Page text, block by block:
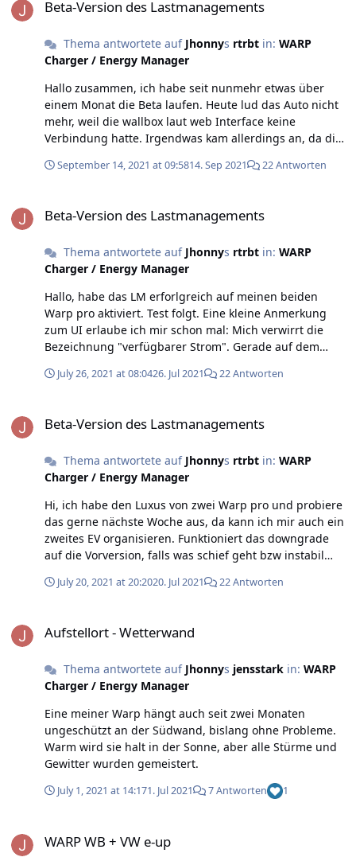
Beta-Version des Lastmanagements
Thema antwortete auf Jhonnys rtrbtin: WARP
Charger / Energy Manager
Hallo zusammen, ich habe seit nunmehr etwas über
einem Monat die Beta laufen. Heute lud das Auto nicht
mehr, weil die wallbox laut web Interface keine
Verbindung hatte. Irgendwas kam allerdings an, da die
Strom getrennt und wieder aktiviert, dann ging es
voll und daher arbeitet die ab nicht mehr ordentlich?
war die einzige Änderung von geht nicht zu geht, dass
ich den LSS raus und wieder rein habe.
September 14, 2021 at 09:5814. Sep 2021 22 Antworten
Beta-Version des Lastmanagements
Thema antwortete auf Jhonnys rtrbtin: WARP
Charger / Energy Manager
Hallo, habe das LM erforlgreich auf meinen beiden
Warp pro aktiviert. Test folgt. Eine kleine Anmerkung
zum UI erlaube ich mir schon mal: Mich verwirrt die
Bezeichnung "verfügbarer Strom". Gerade auf dem
interpretiere das so: - Auf Master / Lademanager
hausanschluss zumutbare Limit) - Auf Master / Status
Strom für alle WB, maximaler Wert = s.o. 12A. - Auf Allen
/ Status Unterseite: "Konfigurierter Ladestrom" = wie
Erlaubter Ladestrom an jeder WB ist Minimum aus
"Konfiguriertem Ladestrom" und "Verfügbarem Strom"
aus Master / Status Unterseite. (sowie Limit Zuleitung
und Limit Ladekabel) Evtl. hilft hier im UI eine
Unterteilung der "Status" Seite, sodass klar ist, welche
Rahmen drum zum Beispiel. edit: Eben getestet,
Limits, die ich im Master setze. Meine Interpretation
oben bzgl. der Limits scheint richtig zu sein. Ich Held
hatte nur beim Slave auch "Lastmanagement aktivieren"
aktiviert, sodass die Box abwechselnd Master Befehle
umgesetzt oder sich selbst gesteuert hat. --> Evtl. in der
UI bei "Lastmanager Unterseite" so etwas wie "Diese
Box als Master für Lastmanagement verwenden"
hinschreiben. Noch besser als Fail Safe Methode wäre,
wenn der neu aktivierte Master bei den ihm
July 26, 2021 at 08:0426. Jul 2021 22 Antworten
Beta-Version des Lastmanagements
Thema antwortete auf Jhonnys rtrbtin: WARP
Charger / Energy Manager
Hi, ich habe den Luxus von zwei Warp pro und probiere
das gerne nächste Woche aus, da kann ich mir auch ein
zweites EV organisieren. Funktioniert das downgrade
auf die Vorversion, falls was schief geht bzw instabil
July 20, 2021 at 20:2020. Jul 2021 22 Antworten
Aufstellort - Wetterwand
Thema antwortete auf Jhonnys jensstarkin: WARP
Charger / Energy Manager
Eine meiner Warp hängt auch seit zwei Monaten
ungeschützt an der Südwand, bislang ohne Probleme.
Warm wird sie halt in der Sonne, aber alle Stürme und
Gewitter wurden gemeistert.
July 1, 2021 at 14:171. Jul 2021 7 Antworten 1
WARP WB + VW e-up